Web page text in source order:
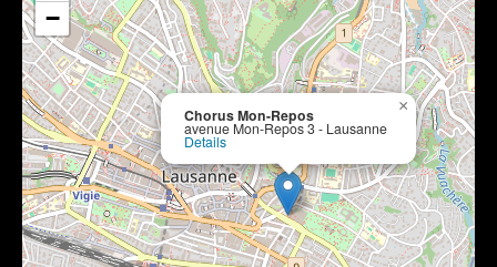
Chorus Mon-Repos
avenue Mon-Repos 3 - Lausanne
Details
×
−